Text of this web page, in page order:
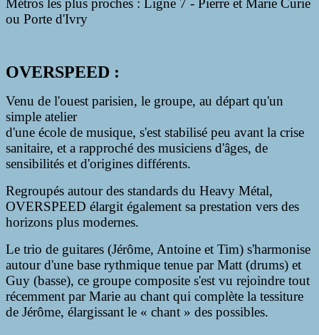
Métros les plus proches : Ligne 7 - Pierre et Marie Curie
ou Porte d'Ivry
OVERSPEED :
Venu de l'ouest parisien, le groupe, au départ qu'un
simple atelier
d'une école de musique, s'est stabilisé peu avant la crise
sanitaire, et a rapproché des musiciens d'âges, de
sensibilités et d'origines différents.
Regroupés autour des standards du Heavy Métal,
OVERSPEED élargit également sa prestation vers des
horizons plus modernes.
Le trio de guitares (Jérôme, Antoine et Tim) s'harmonise
autour d'une base rythmique tenue par Matt (drums) et
Guy (basse), ce groupe composite s'est vu rejoindre tout
récemment par Marie au chant qui complète la tessiture
de Jérôme, élargissant le « chant » des possibles.